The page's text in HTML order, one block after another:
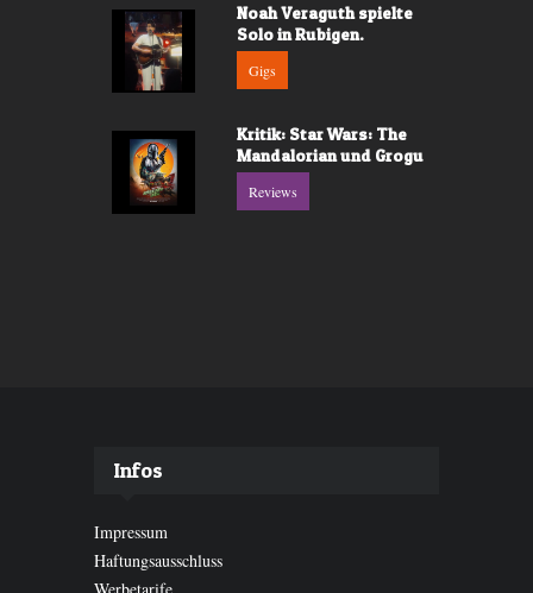
Noah Veraguth spielte
Solo in Rubigen.
Gigs
Kritik: Star Wars: The
Mandalorian und Grogu
Reviews
Infos
Impressum
Haftungsausschluss
Werbetarife